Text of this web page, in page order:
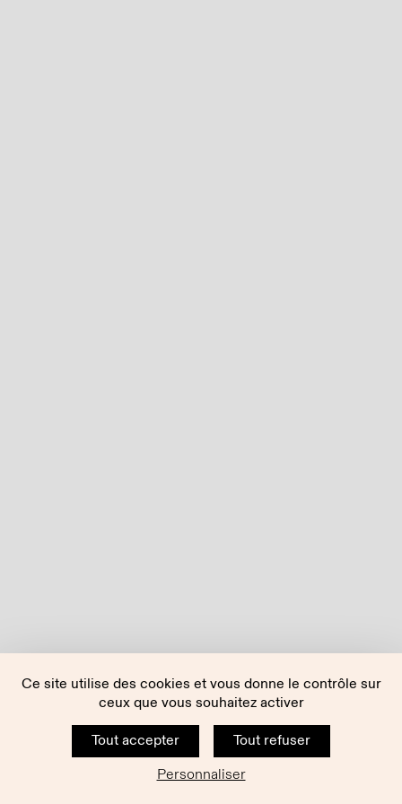
Ce site utilise des cookies et vous donne le contrôle sur
ceux que vous souhaitez activer
Tout accepter
Tout refuser
Personnaliser